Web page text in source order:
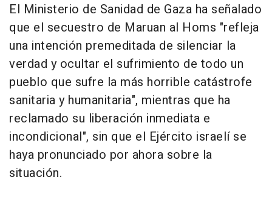
El Ministerio de Sanidad de Gaza ha señalado
que el secuestro de Maruan al Homs "refleja
una intención premeditada de silenciar la
verdad y ocultar el sufrimiento de todo un
pueblo que sufre la más horrible catástrofe
sanitaria y humanitaria", mientras que ha
reclamado su liberación inmediata e
incondicional", sin que el Ejército israelí se
haya pronunciado por ahora sobre la
situación.